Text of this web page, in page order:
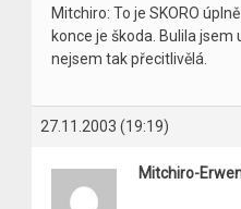
Mitchiro: To je SKORO
konce je škoda. Bulila jsem
nejsem tak přecitlivělá.
27.11.2003 (19:19)
Mitchiro-